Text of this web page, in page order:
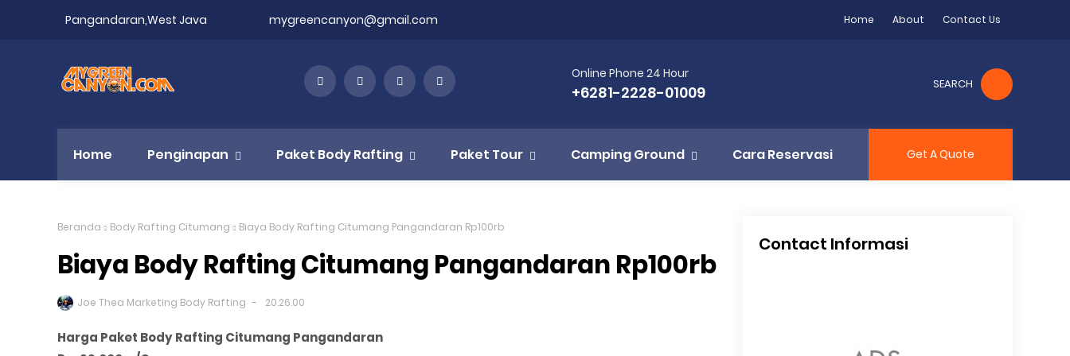
Pangandaran,West Java mygreencanyon@gmail.com Home About Contact Us
Online Phone 24 Hour
+6281-2228-01009 SEARCH
Home Penginapan Paket Body Rafting Paket Tour Camping Ground Cara Reservasi Get A Quote
Beranda Body Rafting Citumang Biaya Body Rafting Citumang Pangandaran Rp100rb
Biaya Body Rafting Citumang Pangandaran Rp100rb
Joe Thea Marketing Body Rafting 20.26.00
Harga Paket Body Rafting Citumang Pangandaran
Contact Informasi